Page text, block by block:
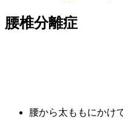
腰椎分離症
腰から太ももにかけ